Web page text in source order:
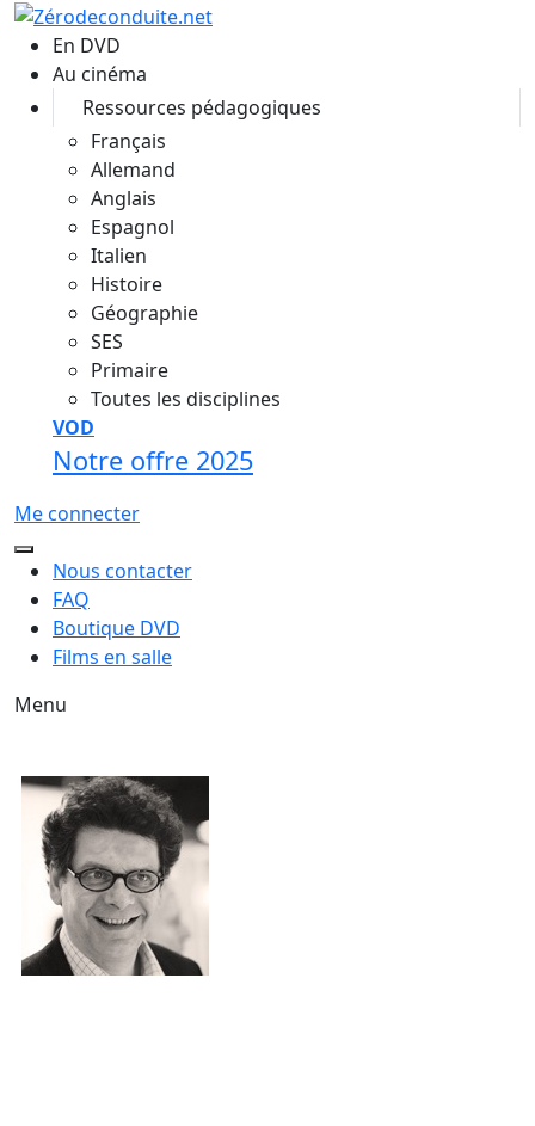
Aller au contenu principal
En DVD
Au cinéma
Ressources pédagogiques
Français
Allemand
Anglais
Espagnol
Italien
Histoire
Géographie
SES
Primaire
Toutes les disciplines
VOD
Notre offre 2025
Me connecter
Nous contacter
FAQ
Boutique DVD
Films en salle
Menu